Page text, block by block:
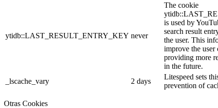
ytidb::LAST_RESULT_ENTRY_KEY never
The cookie
is used by
search result
the user. This
improve the user
providing more
in the future.
_lscache_vary
2 days
Litespeed sets
prevention of
Otras Cookies